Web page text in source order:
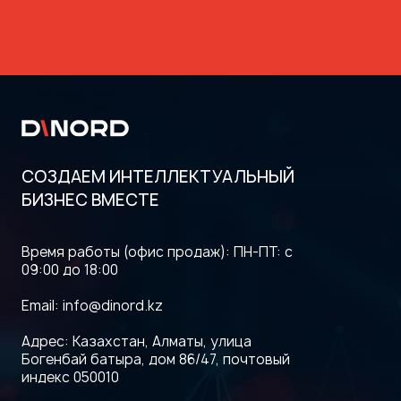
СОЗДАЕМ ИНТЕЛЛЕКТУАЛЬНЫЙ
БИЗНЕС ВМЕСТЕ
Время работы (офис продаж): ПН-ПТ: с
09:00 до 18:00
Email: info@dinord.kz
Адрес: Казахстан, Алматы, улица
Богенбай батыра, дом 86/47, почтовый
индекс 050010